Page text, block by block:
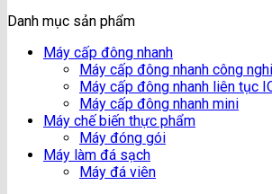
Danh mục sản phẩm
Máy cấp đông nhanh
Máy cấp đông nhanh công
Máy cấp đông nhanh liên tục
Máy cấp đông nhanh mini
Máy chế biến thực phẩm
Máy đóng gói
Máy làm đá sạch
Máy đá viên